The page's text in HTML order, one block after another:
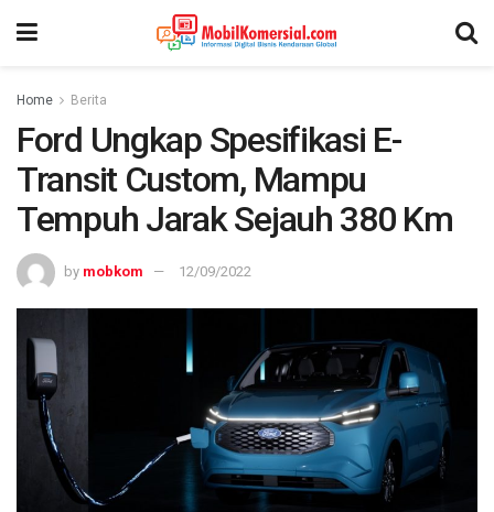
Home Berita
Ford Ungkap Spesifikasi E-
Transit Custom, Mampu
Tempuh Jarak Sejauh 380 Km
by mobkom 12/09/2022